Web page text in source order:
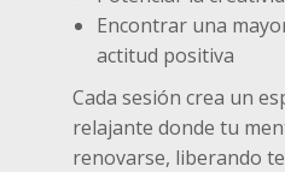
Encontrar una
actitud positiva
Cada sesión crea un
relajante donde tu
renovarse, liberando